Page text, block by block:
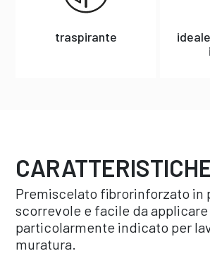
traspirante
Premiscelato fibrorinforzato in
scorrevole e facile da applicare
particolarmente indicato per
muratura.